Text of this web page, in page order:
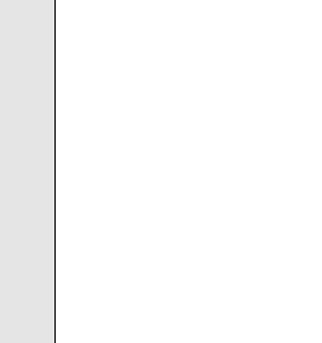
るANAコードシェア便では、
ANAの便名でスター アライア
ナーが運航するANAコードシェ
アンスコネクティングパートナ
ANAが運航するコードシェア
便名で運航されるものは、
国内線または国際線のご利用で
ージプログラムにマイルが積算